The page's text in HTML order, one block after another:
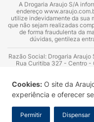
Cookies: O site da
experiência e oferecer
Permitir Dispensar
A Drogaria Araujo S/A
endereço
utilize indevidamente da sua
que não sejam realizadas
de forma fraudulenta da
dúvidas, gentileza
Razão Social: Drogaria Araujo
Rua Curitiba 327 - Centro -
Azevedo Guimarães – CRF
Consultor substituto:
Sanitário: 2025020713 |